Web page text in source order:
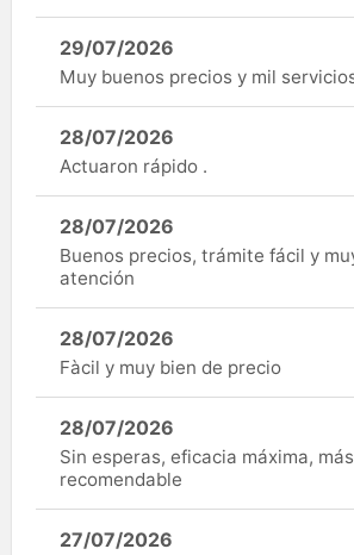
29/07/2026
Muy buenos precios y mil
28/07/2026
Actuaron rápido .
28/07/2026
Buenos precios, trámite fácil y
atención
28/07/2026
Fàcil y muy bien de precio
28/07/2026
Sin esperas, eficacia máxima,
recomendable
27/07/2026